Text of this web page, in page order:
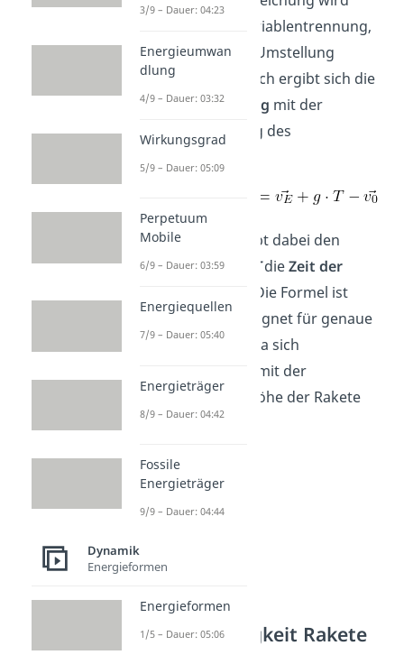
wieder durch Variablentrennung,
Integration und Umstellung
aufgelöst. Dadurch ergibt sich die
Raketengleichung mit der
Berücksichtigung des
Die Variable
gibt dabei den
Ortsfaktorund dieZeit der
an. Die Formel ist
allerdings ungeeignet für genaue
Berechnungen, da sich
mit der
zunehmenden Höhe der Rakete
verändert.
Geschwindigkeit Rakete
3/9 – Dauer: 04:23
Energieumwan
dlung
4/9 – Dauer: 03:32
Wirkungsgrad
5/9 – Dauer: 05:09
Perpetuum
Mobile
6/9 – Dauer: 03:59
Energiequellen
7/9 – Dauer: 05:40
Energieträger
8/9 – Dauer: 04:42
Fossile
Energieträger
9/9 – Dauer: 04:44
Dynamik
Energieformen
Energieformen
1/5 – Dauer: 05:06